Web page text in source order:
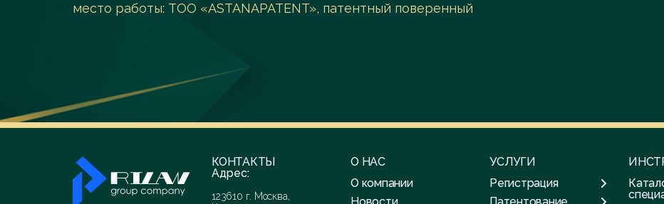
место работы: ТОО «ASTANAPATENT», патентный поверенный
КОНТАКТЫ
Адрес:
123610 г. Москва,
О НАС
О компании
УСЛУГИ
Регистрация